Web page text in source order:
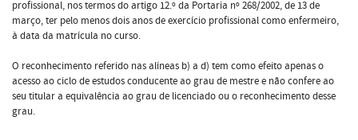
profissional, nos termos do artigo 12.º da Portaria nº 268/2002, de 13 de
março, ter pelo menos dois anos de exercício profissional como enfermeiro,
à data da matrícula no curso.
O reconhecimento referido nas alíneas b) a d) tem como efeito apenas o
acesso ao ciclo de estudos conducente ao grau de mestre e não confere ao
seu titular a equivalência ao grau de licenciado ou o reconhecimento desse
grau.